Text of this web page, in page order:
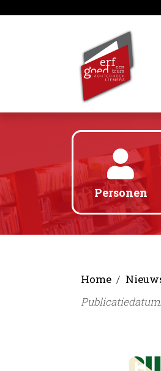
Personen
Home